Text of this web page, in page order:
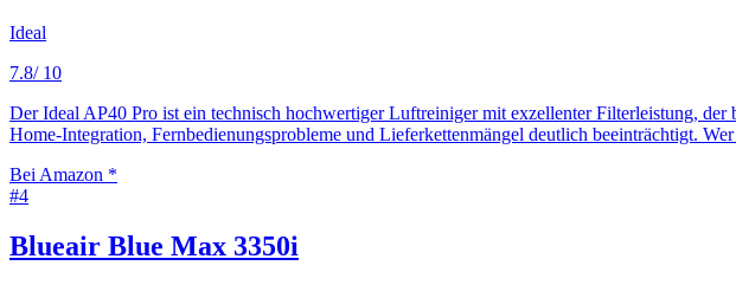
Ideal
7.8/ 10
Der Ideal AP40 Pro ist ein technisch hochwertiger Luftreiniger mit exzellenter Filterleistung,
Home-Integration, Fernbedienungsprobleme und Lieferkettenmängel deutlich beeinträchtigt.
Bei Amazon *
#4
Blueair Blue Max 3350i